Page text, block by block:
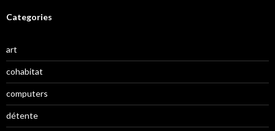
Categories
art
cohabitat
computers
détente